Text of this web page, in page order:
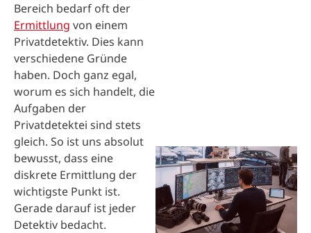
Bereich bedarf oft der
Ermittlung von einem
Privatdetektiv. Dies kann
verschiedene Gründe
haben. Doch ganz egal,
worum es sich handelt, die
Aufgaben der
Privatdetektei sind stets
gleich. So ist uns absolut
bewusst, dass eine
diskrete Ermittlung der
wichtigste Punkt ist.
Gerade darauf ist jeder
Detektiv bedacht.